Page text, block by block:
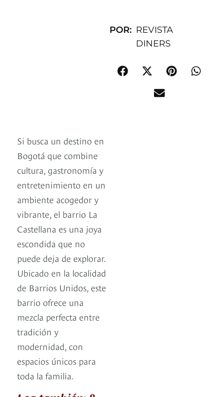
POR: REVISTA
DINERS
Si busca un destino en
Bogotá que combine
cultura, gastronomía y
entretenimiento en un
ambiente acogedor y
vibrante, el barrio La
Castellana es una joya
escondida que no
puede deja de explorar.
Ubicado en la localidad
de Barrios Unidos, este
barrio ofrece una
mezcla perfecta entre
tradición y
modernidad, con
espacios únicos para
toda la familia.